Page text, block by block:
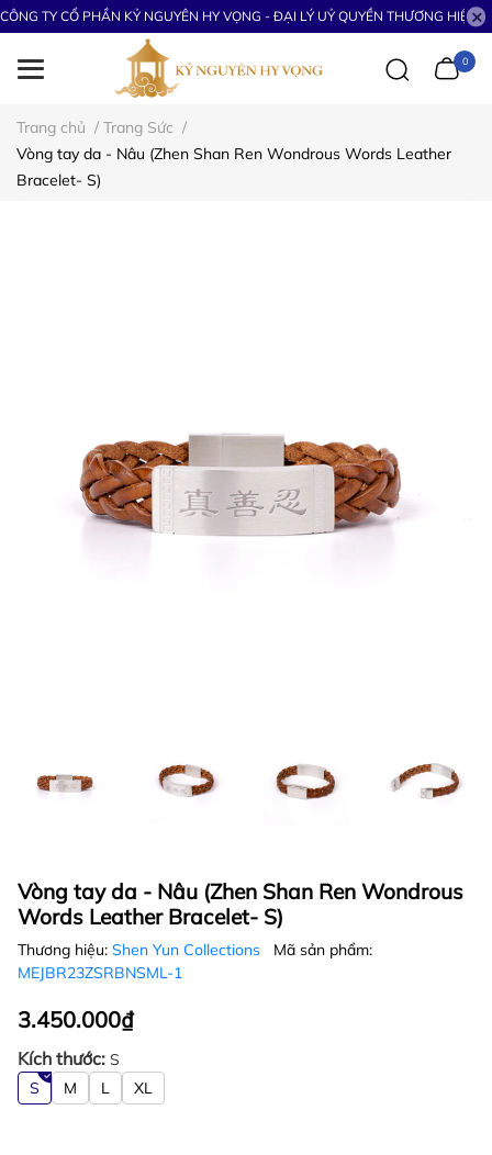
CÔNG TY CỔ PHẦN KỶ NGUYÊN HY VỌNG - ĐẠI LÝ UỶ QUYỀN THƯƠNG HIỆU
0
Trang chủ / Trang Sức /
Vòng tay da - Nâu (Zhen Shan Ren Wondrous Words Leather
Bracelet- S)
Vòng tay da - Nâu (Zhen Shan Ren Wondrous
Words Leather Bracelet- S)
Thương hiệu: Shen Yun Collections
Mã sản phẩm:
MEJBR23ZSRBNSML-1
3.450.000₫
Kích thước: S
S
M L XL